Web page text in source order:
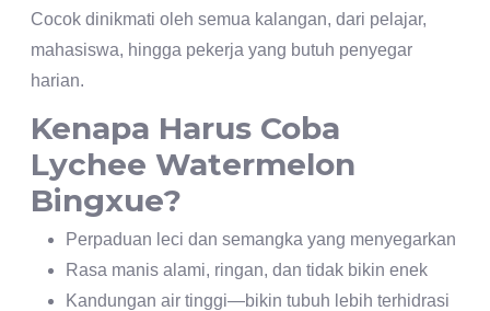
Cocok dinikmati oleh semua kalangan, dari pelajar,
mahasiswa, hingga pekerja yang butuh penyegar
harian.
Kenapa Harus Coba
Lychee Watermelon
Bingxue?
Perpaduan leci dan semangka yang menyegarkan
Rasa manis alami, ringan, dan tidak bikin enek
Kandungan air tinggi—bikin tubuh lebih terhidrasi